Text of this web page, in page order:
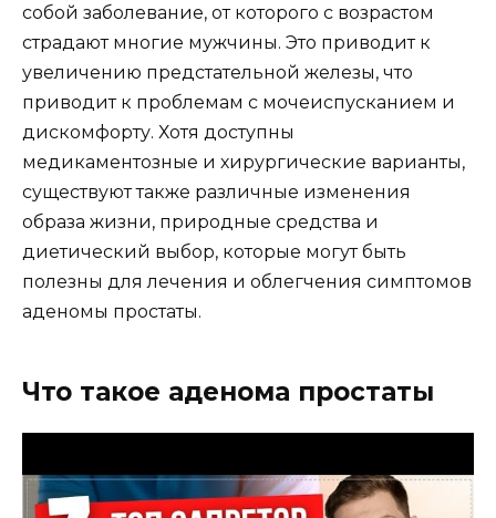
собой заболевание, от которого с возрастом
страдают многие мужчины. Это приводит к
увеличению предстательной железы, что
приводит к проблемам с мочеиспусканием и
дискомфорту. Хотя доступны
медикаментозные и хирургические варианты,
существуют также различные изменения
образа жизни, природные средства и
диетический выбор, которые могут быть
полезны для лечения и облегчения симптомов
аденомы простаты.
Что такое аденома простаты